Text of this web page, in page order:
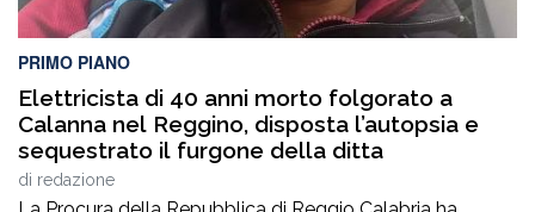
PRIMO PIANO
Elettricista di 40 anni morto folgorato a
Calanna nel Reggino, disposta l’autopsia e
sequestrato il furgone della ditta
di redazione